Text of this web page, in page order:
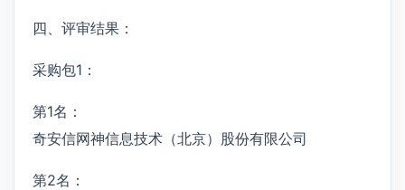
四、评审结果：
采购包1：
第1名：
奇安信网神信息技术（北京）股份有限公司
第2名：